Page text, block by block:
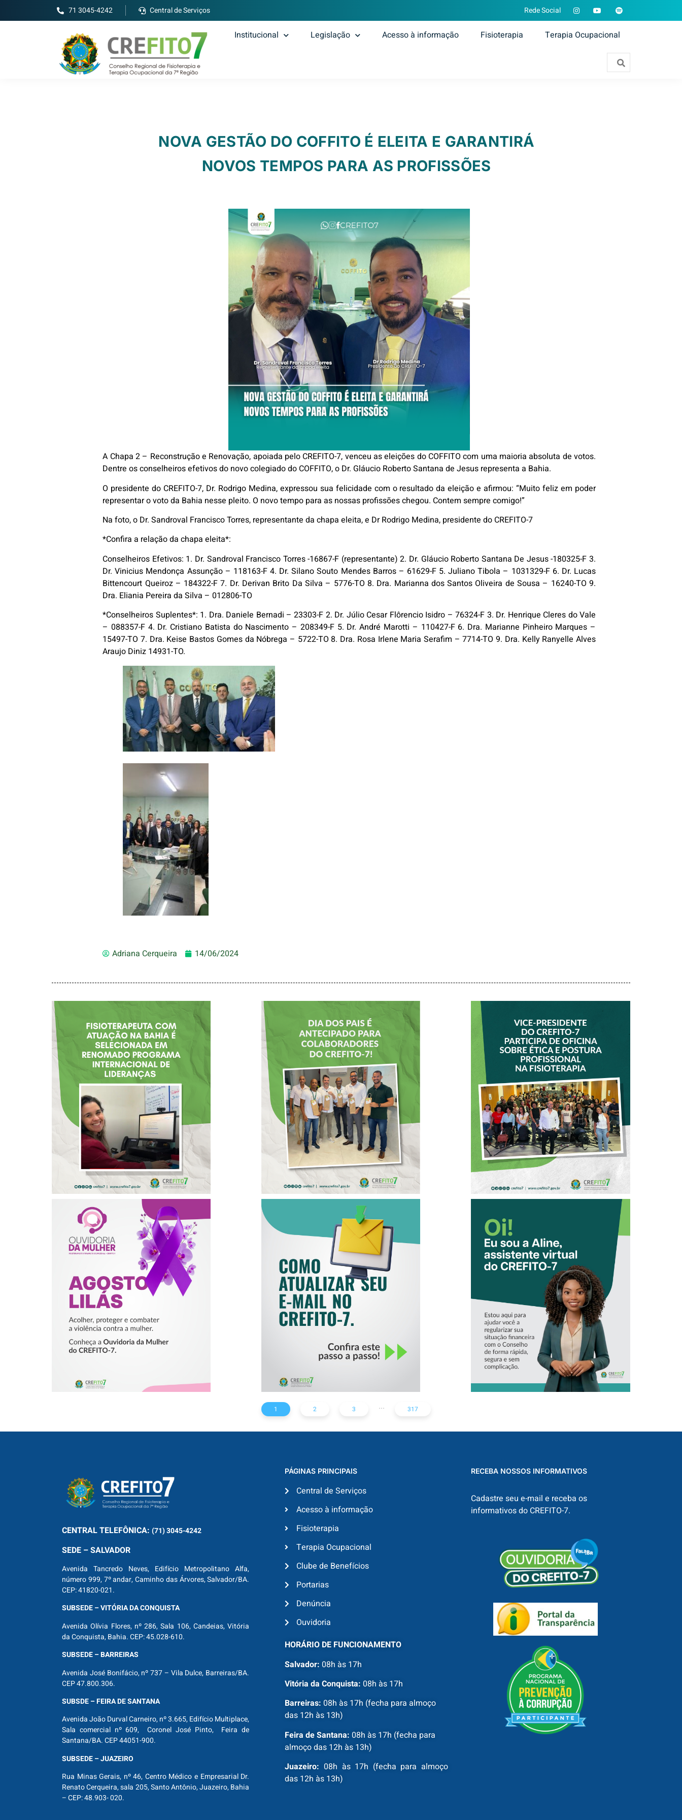
71 3045-4242 Central de Serviços Rede Social
Institucional Legislação Acesso à informação Fisioterapia Terapia Ocupacional
NOVA GESTÃO DO COFFITO É ELEITA E GARANTIRÁ
NOVOS TEMPOS PARA AS PROFISSÕES
A Chapa 2 – Reconstrução e Renovação, apoiada pelo CREFITO-7, venceu as eleições do COFFITO com uma maioria absoluta de votos.
Dentre os conselheiros efetivos do novo colegiado do COFFITO, o Dr. Gláucio Roberto Santana de Jesus representa a Bahia.
O presidente do CREFITO-7, Dr. Rodrigo Medina, expressou sua felicidade com o resultado da eleição e afirmou: “Muito feliz em poder
representar o voto da Bahia nesse pleito. O novo tempo para as nossas profissões chegou. Contem sempre comigo!”
Na foto, o Dr. Sandroval Francisco Torres, representante da chapa eleita, e Dr Rodrigo Medina, presidente do CREFITO-7
*Confira a relação da chapa eleita*:
Conselheiros Efetivos: 1. Dr. Sandroval Francisco Torres -16867-F (representante) 2. Dr. Gláucio Roberto Santana De Jesus -180325-F 3.
Dr. Vinicius Mendonça Assunção – 118163-F 4. Dr. Silano Souto Mendes Barros – 61629-F 5. Juliano Tibola – 1031329-F 6. Dr. Lucas
Bittencourt Queiroz – 184322-F 7. Dr. Derivan Brito Da Silva – 5776-TO 8. Dra. Marianna dos Santos Oliveira de Sousa – 16240-TO 9.
Dra. Eliania Pereira da Silva – 012806-TO
*Conselheiros Suplentes*: 1. Dra. Daniele Bernadi – 23303-F 2. Dr. Júlio Cesar Flôrencio Isidro – 76324-F 3. Dr. Henrique Cleres do Vale
– 088357-F 4. Dr. Cristiano Batista do Nascimento – 208349-F 5. Dr. André Marotti – 110427-F 6. Dra. Marianne Pinheiro Marques –
15497-TO 7. Dra. Keise Bastos Gomes da Nóbrega – 5722-TO 8. Dra. Rosa Irlene Maria Serafim – 7714-TO 9. Dra. Kelly Ranyelle Alves
Araujo Diniz 14931-TO.
Adriana Cerqueira 14/06/2024
FISIOTERAPEUTA
COM ATUAÇÃO NA
BAHIA É
SELECIONADA EM
RENOMADO
PROGRAMA
INTERNACIONAL
DE LIDERANÇAS
DIA DOS PAIS É
ANTECIPADO
PARA
COLABORADORES
DO CREFITO-7
VICE-PRESIDENTE
DO CREFITO-7
PARTICIPA DE
OFICINA SOBRE
ÉTICA E POSTURA
PROFISSIONAL NA
FISIOTERAPIA
AGOSTO LILÁS –
ACOLHER,
PROTEGER E
COMBATER A
VIOLÊNCIA
CONTRA A
MULHER
COMO ATUALIZAR
SEU E-MAIL NO
CREFITO-7
CONHEÇA A
‘ALINE’,
ASSISTENTE
VIRTUAL DO
CREFITO-7
1 2 3 ... 317
CENTRALTELEFÔNICA: (71) 3045-4242
SEDE – SALVADOR
Avenida Tancredo Neves, Edifício Metropolitano Alfa,
número 999, 7º andar, Caminho das Árvores, Salvador/BA.
CEP: 41820-021.
SUBSEDE – VITÓRIA DA CONQUISTA
Avenida Olívia Flores, nº 286, Sala 106, Candeias, Vitória
da Conquista, Bahia. CEP: 45.028-610.
SUBSEDE – BARREIRAS
Avenida José Bonifácio, nº 737 – Vila Dulce, Barreiras/BA.
CEP 47.800.306.
SUBSDE – FEIRA DE SANTANA
Avenida João Durval Carneiro, nº 3.665, Edifício Multiplace,
Sala comercial nº 609, Coronel José Pinto, Feira de
Santana/BA. CEP 44051-900.
SUBSEDE – JUAZEIRO
Rua Minas Gerais, nº 46, Centro Médico e Empresarial Dr.
Renato Cerqueira, sala 205, Santo Antônio, Juazeiro, Bahia
– CEP: 48.903- 020.
PÁGINAS PRINCIPAIS
Central de Serviços
Acesso à informação
Fisioterapia
Terapia Ocupacional
Clube de Benefícios
Portarias
Denúncia
Ouvidoria
HORÁRIO DE FUNCIONAMENTO
Salvador: 08h às 17h
Vitória da Conquista: 08h às 17h
Barreiras: 08h às 17h (fecha para almoço
das 12h às 13h)
Feira de Santana: 08h às 17h (fecha para
almoço das 12h às 13h)
Juazeiro: 08h às 17h (fecha para almoço
das 12h às 13h)
RECEBA NOSSOS INFORMATIVOS
Cadastre seu e-mail e receba os
informativos do CREFITO-7.